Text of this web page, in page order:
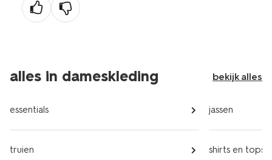
alles in dameskleding bekijk alles
essentials
truien
jassen
shirts en tops